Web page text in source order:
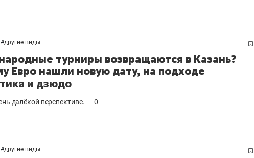
#другие виды
турниры возвращаются в Казань?
Евро нашли новую дату, на подходе
и дзюдо
далёкой перспективе. 0
#другие виды